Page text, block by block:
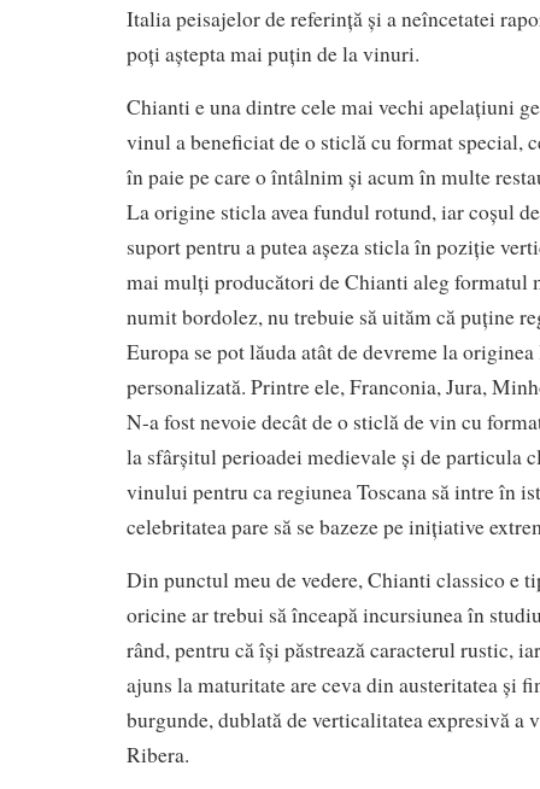
Italia peisajelor de referință și a neîncetatei
poți aștepta mai puțin de la vinuri.
Chianti e una dintre cele mai vechi apelațiuni
vinul a beneficiat de o sticlă cu format special,
în paie pe care o întâlnim și acum în multe
La origine sticla avea fundul rotund, iar coșul
suport pentru a putea așeza sticla în poziție
mai mulți producători de Chianti aleg formatul
numit bordolez, nu trebuie să uităm că puține
Europa se pot lăuda atât de devreme la
personalizată. Printre ele, Franconia, Jura,
N-a fost nevoie decât de o sticlă de vin cu
la sfârșitul perioadei medievale și de particula
vinului pentru ca regiunea Toscana să intre în
celebritatea pare să se bazeze pe inițiative
Din punctul meu de vedere, Chianti classico e
oricine ar trebui să înceapă incursiunea în
rând, pentru că își păstrează caracterul rustic,
ajuns la maturitate are ceva din austeritatea și
burgunde, dublată de verticalitatea expresivă
Ribera.